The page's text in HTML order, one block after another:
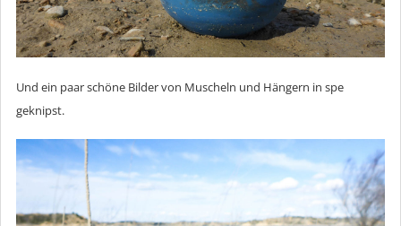
Und ein paar schöne Bilder von Muscheln und Hängern in spe
geknipst.